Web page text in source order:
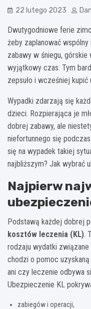
22 lutego 2023
Dwutygodniowe ferie
żeby zaplanować
zabawy w śniegu,
wyjątkowy czas. Tym
zepsuło i wcześniej
Wypadki zdarzają się
dzieci. Rozpierająca je
dobrej zabawy, ale
niefortunnego się
się na wypadek takiej
najbliższym? Jak wybrać
Najpierw
Podstawą każdej dobrej
kosztów leczenia (KL).
rodzaju wydatki
chodzi o pomoc
ani czy leczenie odbywa
Ubezpieczenie KL
zabiegów i operacji,